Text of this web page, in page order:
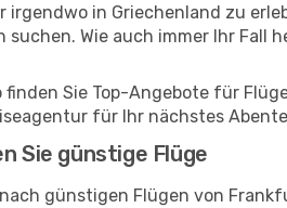
irgendwo in Griechenland zu
suchen. Wie auch immer Ihr Fall
finden Sie Top-Angebote für
für Ihr nächstes
Sie günstige Flüge
günstigen Flügen von